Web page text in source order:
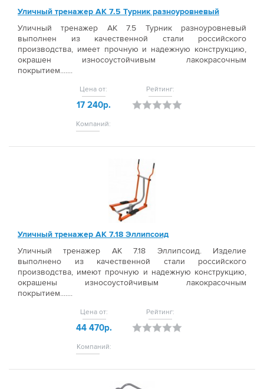
Уличный тренажер АК 7.5 Турник разноуровневый
Уличный тренажер АК 7.5 Турник разноуровневый
выполнен из качественной стали российского
производства, имеет прочную и надежную конструкцию,
окрашен износоустойчивым лакокрасочным
покрытием.......
Цена от:
17 240р.
Компаний:
Рейтинг:
Уличный тренажер АК 7.18 Эллипсоид
Уличный тренажер АК 7.18 Эллипсоид. Изделие
выполнено из качественной стали российского
производства, имеют прочную и надежную конструкцию,
окрашены износоустойчивым лакокрасочным
покрытием.......
Цена от:
44 470р.
Компаний:
Рейтинг: